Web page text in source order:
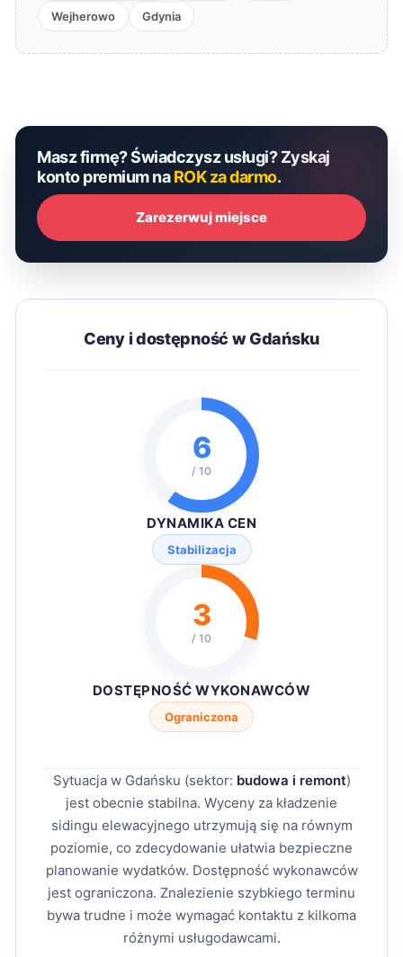
Wejherowo Gdynia
Masz firmę? Świadczysz usługi? Zyskaj
konto premium naROK za darmo.
Zarezerwuj miejsce
Ceny i dostępność w Gdańsku
6
/ 10
DYNAMIKA CEN
Stabilizacja
3
/ 10
DOSTĘPNOŚĆ WYKONAWCÓW
Ograniczona
Sytuacja w Gdańsku (sektor: budowa i remont)
jest obecnie stabilna. Wyceny za kładzenie
sidingu elewacyjnego utrzymują się na równym
poziomie, co zdecydowanie ułatwia bezpieczne
planowanie wydatków. Dostępność wykonawców
jest ograniczona. Znalezienie szybkiego terminu
bywa trudne i może wymagać kontaktu z kilkoma
różnymi usługodawcami.